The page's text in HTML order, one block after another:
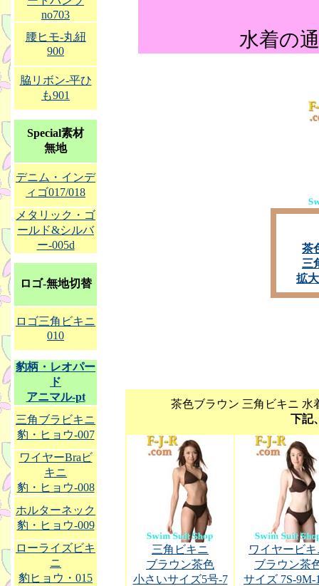
水着の
茶
三
拡
茶色ブラウン 三角ビキニ 水
下記
三角ビキニ
ブラウン茶色
小さいサイズ5号-7
ワイヤービ
ブラウン茶
サイズ 7S-9M-
no703
腰ヒモ-丸紐
900
脇リボン-平ひ
も901
Special素材
無地
デニム・インデ
ィゴ017/018
メタリック・ゴ
ールド&シルバ
ー-005d
ロゴ-無地切替
ロゴ三角ビキニ
010
豹柄・レオパー
ド
アニマル-pt
三角ブラビキニ
豹・ヒョウ-007
ワイヤーBraビ
キニ
豹・ヒョウ-008
ホルターネック
豹・ヒョウ-009
ローライズビキ
ニ
豹ヒョウ・015